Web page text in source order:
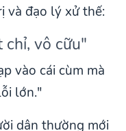
và đạo lý xử thế:
chỉ, vô cữu"
vào cái cùm mà
lớn."
dân thường mới